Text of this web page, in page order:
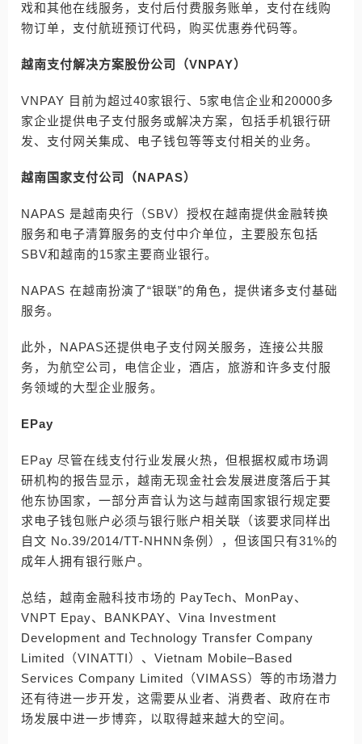
戏和其他在线服务，支付后付费服务账单，支付在线购
物订单，支付航班预订代码，购买优惠券代码等。
越南支付解决方案股份公司（VNPAY）
VNPAY 目前为超过40家银行、5家电信企业和20000多
家企业提供电子支付服务或解决方案，包括手机银行研
发、支付网关集成、电子钱包等等支付相关的业务。
越南国家支付公司（NAPAS）
NAPAS 是越南央行（SBV）授权在越南提供金融转换
服务和电子清算服务的支付中介单位，主要股东包括
SBV和越南的15家主要商业银行。
NAPAS 在越南扮演了“银联”的角色，提供诸多支付基础
服务。
此外，NAPAS还提供电子支付网关服务，连接公共服
务，为航空公司，电信企业，酒店，旅游和许多支付服
务领域的大型企业服务。
EPay
EPay 尽管在线支付行业发展火热，但根据权威市场调
研机构的报告显示，越南无现金社会发展进度落后于其
他东协国家，一部分声音认为这与越南国家银行规定要
求电子钱包账户必须与银行账户相关联（该要求同样出
自文 No.39/2014/TT-NHNN条例），但该国只有31%的
成年人拥有银行账户。
总结，越南金融科技市场的 PayTech、MonPay、
VNPT Epay、BANKPAY、Vina Investment
Development and Technology Transfer Company
Limited（VINATTI）、Vietnam Mobile–Based
Services Company Limited（VIMASS）等的市场潜力
还有待进一步开发，这需要从业者、消费者、政府在市
场发展中进一步博弈，以取得越来越大的空间。